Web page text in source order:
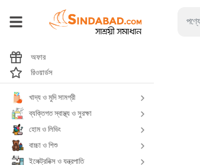
অফার
রিওয়ার্ডস
খাদ্য ও মুদি সামগ্রী
ব্যক্তিগত স্বাস্থ্য ও সুরক্ষা
হোম ও লিভিং
বাচ্চা ও শিশু
ইলেক্ট্রনিক্স ও যন্ত্রপাতি